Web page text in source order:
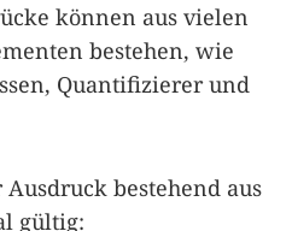
können aus vielen
bestehen, wie
Quantifizierer und
bestehend aus
gültig: